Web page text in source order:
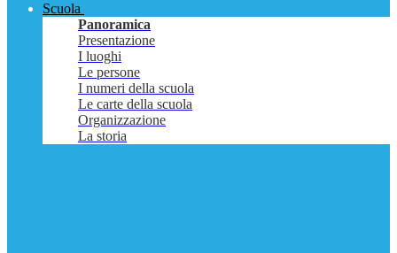
Scuola
Panoramica
Presentazione
I luoghi
Le persone
I numeri della scuola
Le carte della scuola
Organizzazione
La storia